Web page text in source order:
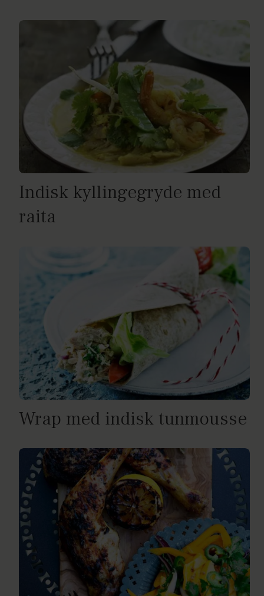
Indisk kyllingegryde med
raita
Wrap med indisk tunmousse